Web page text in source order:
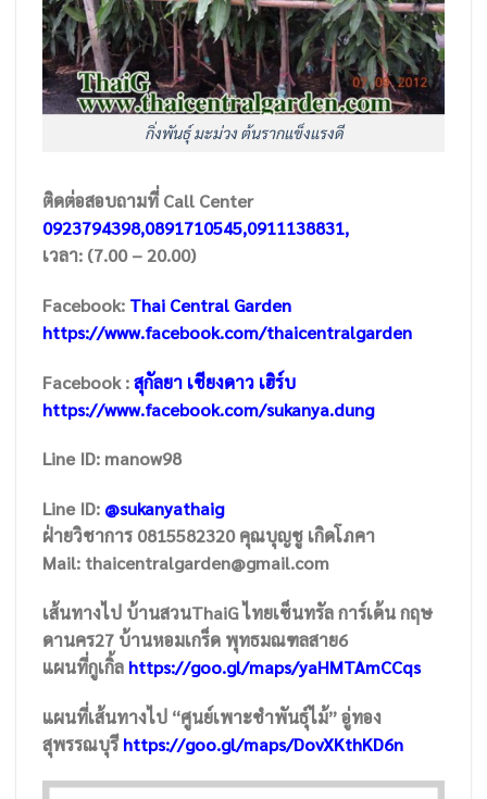
กิ่งพันธุ์ มะม่วง ต้นรากแข็งแรงดี
ติดต่อสอบถามที่ Call Center
0923794398,0891710545,0911138831,
เวลา: (7.00 – 20.00)
Facebook: Thai Central Garden
https://www.facebook.com/thaicentralgarden
Facebook :สุกัลยา เชียงดาว เฮิร์บ
https://www.facebook.com/sukanya.dung
Line ID: manow98
Line ID: @sukanyathaig
ฝ่ายวิชาการ 0815582320 คุณบุญชู เกิดโภคา
Mail: thaicentralgarden@gmail.com
เส้นทางไป บ้านสวนThaiG ไทยเซ็นทรัล การ์เด้น กฤษ
ดานคร27 บ้านหอมเกร็ด พุทธมณฑลสาย6
แผนที่กูเกิ้ล https://goo.gl/maps/yaHMTAmCCqs
แผนที่เส้นทางไป “ศูนย์เพาะชำพันธุ์ไม้” อู่ทอง
สุพรรณบุรีhttps://goo.gl/maps/DovXKthKD6n